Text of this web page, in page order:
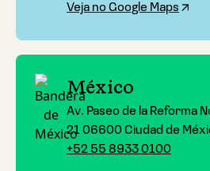
Veja no Google Maps
México
Av. Paseo de la Reforma
21 06600 Ciudad de
+52 55 8933 0100